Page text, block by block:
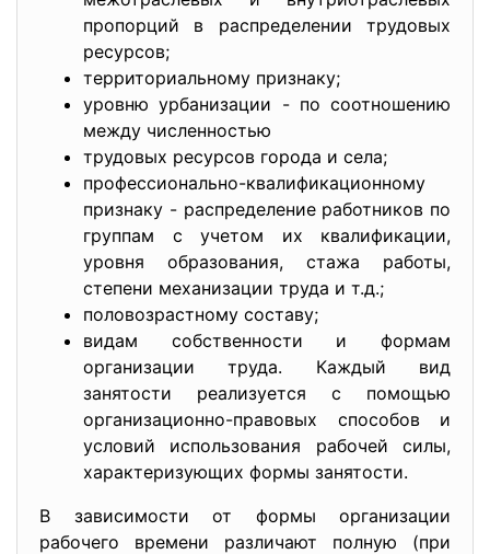
пропорций в распределении трудовых
ресурсов;
территориальному признаку;
уровню урбанизации - по соотношению
между численностью
трудовых ресурсов города и села;
профессионально-квалификационному
признаку - распределение работников по
группам с учетом их квалификации,
уровня образования, стажа работы,
степени механизации труда и т.д.;
половозрастному составу;
видам собственности и формам
организации труда. Каждый вид
занятости реализуется с помощью
организационно-правовых способов и
условий использования рабочей силы,
характеризующих формы занятости.
В зависимости от формы организации
рабочего времени различают полную (при